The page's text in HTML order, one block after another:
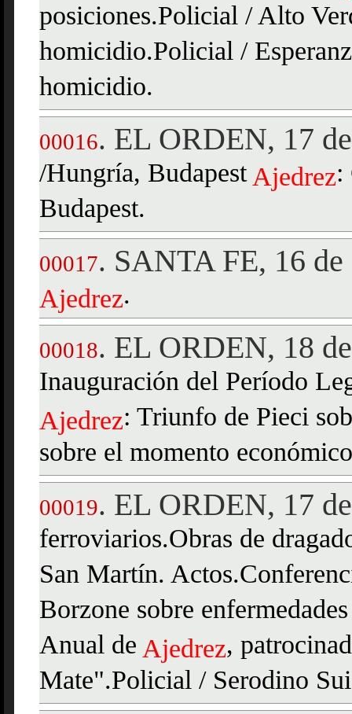
posiciones.Policial / Alto
homicidio.Policial /
homicidio.
00016. EL ORDEN, 17
/Hungría, Budapest Ajedrez:
Budapest.
00017. SANTA FE, 16 de
Ajedrez.
00018. EL ORDEN, 18
Inauguración del Período
Ajedrez: Triunfo de Pieci
sobre el momento
00019. EL ORDEN, 17
ferroviarios.Obras de
San Martín.
Borzone sobre
Anual de Ajedrez,
Mate".Policial / Serodino